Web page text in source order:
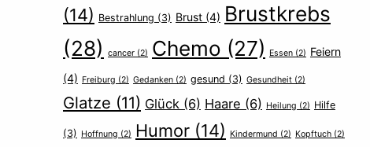
(14) Bestrahlung (3) Brust (4) Brustkrebs
(28)
cancer (2) Chemo (27) Essen (2) Feiern
(4) Freiburg (2) Gedanken (2) gesund (3) Gesundheit (2)
Glatze (11) Glück (6) Haare (6) Heilung (2) Hilfe
(3) Hoffnung (2) Humor (14) Kindermund (2) Kopftuch (2)